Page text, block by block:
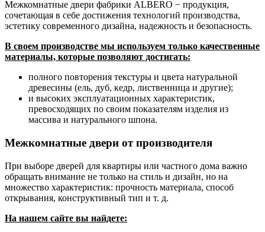
Межкомнатные двери фабрики ALBERO − продукция,
сочетающая в себе достижения технологий производства,
эстетику современного дизайна, надежность и безопасность.
В своем производстве мы используем только качественные
материалы, которые позволяют достигать:
полного повторения текстуры и цвета натуральной
древесины (ель, дуб, кедр, лиственница и другие);
и высоких эксплуатационных характеристик,
превосходящих по своим показателям изделия из
массива и натурального шпона.
Межкомнатные двери от производителя
При выборе дверей для квартиры или частного дома важно
обращать внимание не только на стиль и дизайн, но на
множество характеристик: прочность материала, способ
открывания, конструктивный тип и т. д.
На нашем сайте вы найдете: